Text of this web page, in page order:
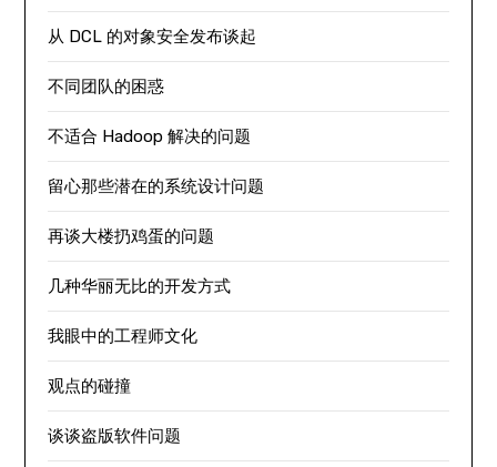
从 DCL 的对象安全发布谈起
不同团队的困惑
不适合 Hadoop 解决的问题
留心那些潜在的系统设计问题
再谈大楼扔鸡蛋的问题
几种华丽无比的开发方式
我眼中的工程师文化
观点的碰撞
谈谈盗版软件问题